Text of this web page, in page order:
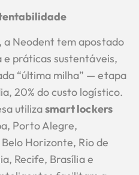
a Neodent tem apostado
práticas sustentáveis,
“última milha” — etapa
20% do custo logístico.
utilizasmart lockers
Porto Alegre,
Horizonte, Rio de
Recife, Brasília e